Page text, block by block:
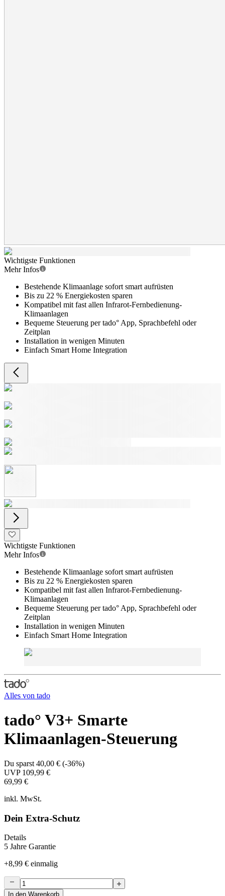
Wichtigste Funktionen
Mehr Infos
Bestehende Klimaanlage sofort smart aufrüsten
Bis zu 22 % Energiekosten sparen
Kompatibel mit fast allen Infrarot-Fernbedienung-
Klimaanlagen
Bequeme Steuerung per tado° App, Sprachbefehl oder
Zeitplan
Installation in wenigen Minuten
Einfach Smart Home Integration
Wichtigste Funktionen
Mehr Infos
Bestehende Klimaanlage sofort smart aufrüsten
Bis zu 22 % Energiekosten sparen
Kompatibel mit fast allen Infrarot-Fernbedienung-
Klimaanlagen
Bequeme Steuerung per tado° App, Sprachbefehl oder
Zeitplan
Installation in wenigen Minuten
Einfach Smart Home Integration
Alles von tado
tado° V3+ Smarte
Klimaanlagen-Steuerung
Du sparst 40,00 € (-36%)
UVP 109,99 €
69,99 €
inkl. MwSt.
Dein Extra-Schutz
Details
5 Jahre Garantie
+8,99 € einmalig
In den Warenkorb